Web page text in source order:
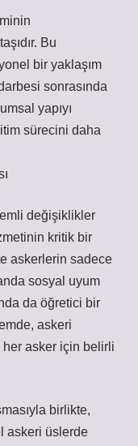
Bu
bir yaklaşım
sonrasında
yapıyı
sürecini daha
değişiklikler
kritik bir
askerlerin sadece
sosyal uyum
da öğretici bir
askeri
her asker için belirli
birlikte,
askeri üslerde